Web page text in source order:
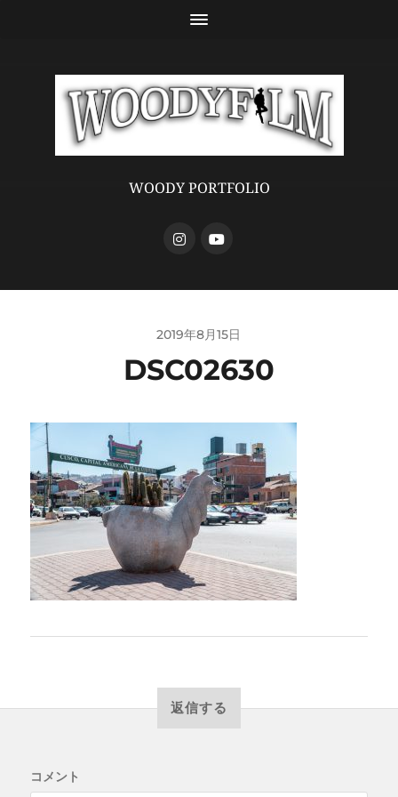
WOODY PORTFOLIO
2019年8月15日
DSC02630
返信する
コメント